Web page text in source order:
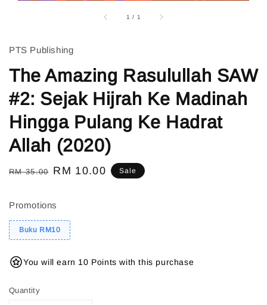
1 / 1
PTS Publishing
The Amazing Rasulullah SAW
#2: Sejak Hijrah Ke Madinah
Hingga Pulang Ke Hadrat
Allah (2020)
Regular
RM 35.00 Sale
RM 10.00 Sale
Promotions
Buku RM10
You will earn 10 Points with this purchase
Quantity